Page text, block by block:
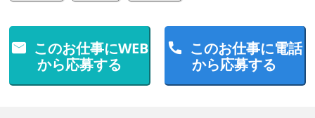
このお仕事にWEB
から応募する
このお仕事に電話
から応募する